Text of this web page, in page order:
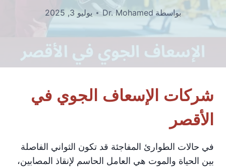
بواسطة Dr. Mohamed يوليو 3, 2025
شركات الإسعاف الجوي في
الأقصر
في حالات الطوارئ المفاجئة قد تكون الثواني الفاصلة
بين الحياة والموت هي العامل الحاسم لإنقاذ المصابين،